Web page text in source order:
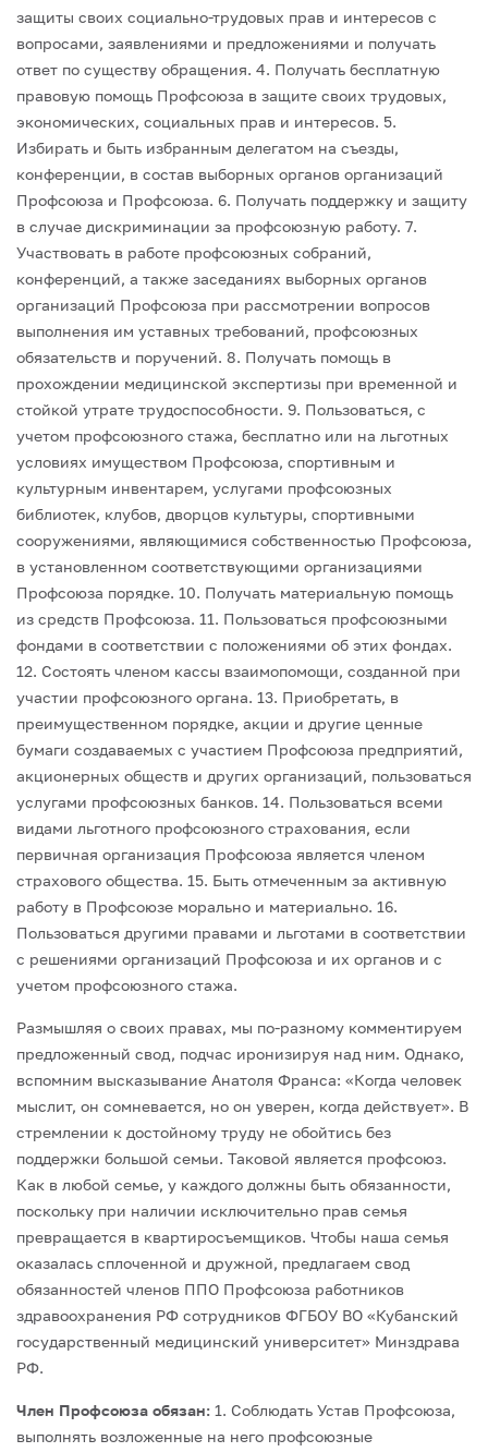
защиты своих социально-трудовых прав и интересов с
вопросами, заявлениями и предложениями и получать
ответ по существу обращения. 4. Получать бесплатную
правовую помощь Профсоюза в защите своих трудовых,
экономических, социальных прав и интересов. 5.
Избирать и быть избранным делегатом на съезды,
конференции, в состав выборных органов организаций
Профсоюза и Профсоюза. 6. Получать поддержку и защиту
в случае дискриминации за профсоюзную работу. 7.
Участвовать в работе профсоюзных собраний,
конференций, а также заседаниях выборных органов
организаций Профсоюза при рассмотрении вопросов
выполнения им уставных требований, профсоюзных
обязательств и поручений. 8. Получать помощь в
прохождении медицинской экспертизы при временной и
стойкой утрате трудоспособности. 9. Пользоваться, с
учетом профсоюзного стажа, бесплатно или на льготных
условиях имуществом Профсоюза, спортивным и
культурным инвентарем, услугами профсоюзных
библиотек, клубов, дворцов культуры, спортивными
сооружениями, являющимися собственностью Профсоюза,
в установленном соответствующими организациями
Профсоюза порядке. 10. Получать материальную помощь
из средств Профсоюза. 11. Пользоваться профсоюзными
фондами в соответствии с положениями об этих фондах.
12. Состоять членом кассы взаимопомощи, созданной при
участии профсоюзного органа. 13. Приобретать, в
преимущественном порядке, акции и другие ценные
бумаги создаваемых с участием Профсоюза предприятий,
акционерных обществ и других организаций, пользоваться
услугами профсоюзных банков. 14. Пользоваться всеми
видами льготного профсоюзного страхования, если
первичная организация Профсоюза является членом
страхового общества. 15. Быть отмеченным за активную
работу в Профсоюзе морально и материально. 16.
Пользоваться другими правами и льготами в соответствии
с решениями организаций Профсоюза и их органов и с
учетом профсоюзного стажа.
Размышляя о своих правах, мы по-разному комментируем
предложенный свод, подчас иронизируя над ним. Однако,
вспомним высказывание Анатоля Франса: «Когда человек
мыслит, он сомневается, но он уверен, когда действует». В
стремлении к достойному труду не обойтись без
поддержки большой семьи. Таковой является профсоюз.
Как в любой семье, у каждого должны быть обязанности,
поскольку при наличии исключительно прав семья
превращается в квартиросъемщиков. Чтобы наша семья
оказалась сплоченной и дружной, предлагаем свод
обязанностей членов ППО Профсоюза работников
здравоохранения РФ сотрудников ФГБОУ ВО «Кубанский
государственный медицинский университет» Минздрава
РФ.
Член Профсоюза обязан: 1. Соблюдать Устав Профсоюза,
выполнять возложенные на него профсоюзные